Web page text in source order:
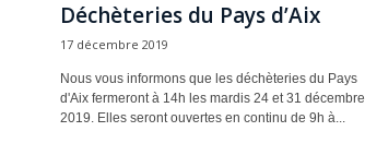
Déchèteries du Pays d’Aix
17 décembre 2019
Nous vous informons que les déchèteries du Pays
d'Aix fermeront à 14h les mardis 24 et 31 décembre
2019. Elles seront ouvertes en continu de 9h à...